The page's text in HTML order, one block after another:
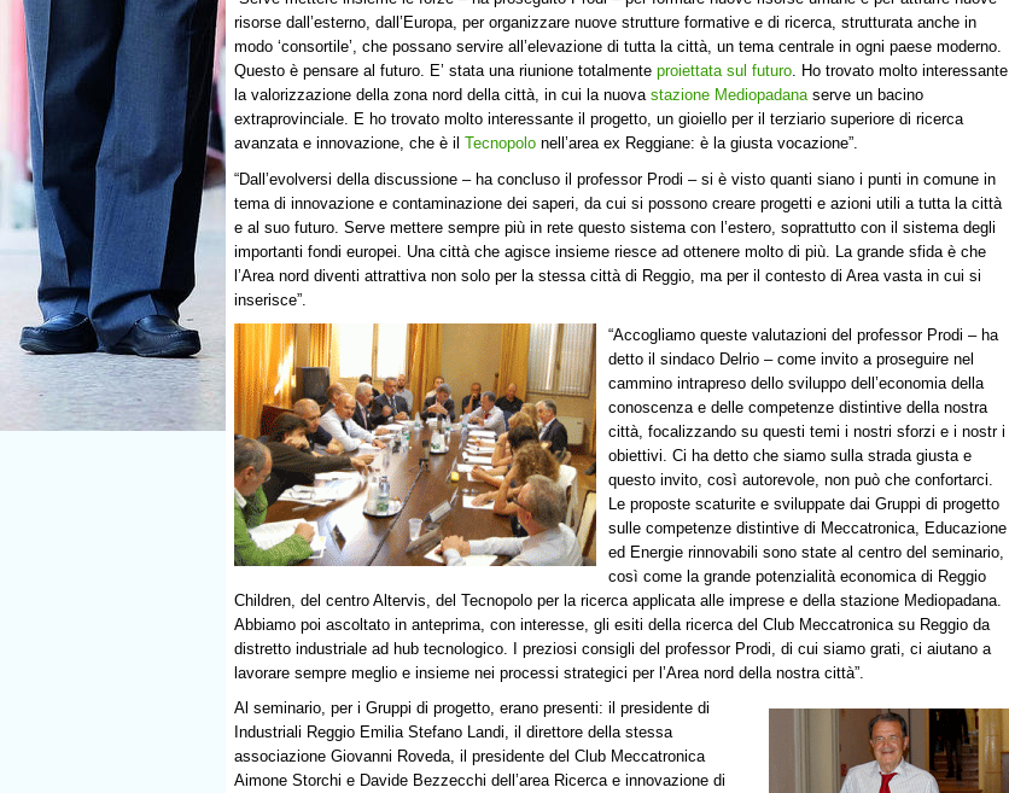
risorse dall’esterno, dall’Europa, per organizzare nuove strutture formative e di ricerca, strutturata anche in
modo ‘consortile’, che possano servire all’elevazione di tutta la città, un tema centrale in ogni paese moderno.
Questo è pensare al futuro. E’ stata una riunione totalmente proiettata sul futuro. Ho trovato molto interessante
la valorizzazione della zona nord della città, in cui la nuova stazione Mediopadanaserve un bacino
extraprovinciale. E ho trovato molto interessante il progetto, un gioiello per il terziario superiore di ricerca
avanzata e innovazione, che è il Tecnopolo nell’area ex Reggiane: è la giusta vocazione”.
“Dall’evolversi della discussione – ha concluso il professor Prodi – si è visto quanti siano i punti in comune in
tema di innovazione e contaminazione dei saperi, da cui si possono creare progetti e azioni utili a tutta la città
e al suo futuro. Serve mettere sempre più in rete questo sistema con l’estero, soprattutto con il sistema degli
importanti fondi europei. Una città che agisce insieme riesce ad ottenere molto di più. La grande sfida è che
l’Area nord diventi attrattiva non solo per la stessa città di Reggio, ma per il contesto di Area vasta in cui si
inserisce”.
“Accogliamo queste valutazioni del professor Prodi – ha
detto il sindaco Delrio – come invito a proseguire nel
cammino intrapreso dello sviluppo dell’economia della
conoscenza e delle competenze distintive della nostra
città, focalizzando su questi temi i nostri sforzi e i nostr i
obiettivi. Ci ha detto che siamo sulla strada giusta e
questo invito, così autorevole, non può che confortarci.
Le proposte scaturite e sviluppate dai Gruppi di progetto
sulle competenze distintive di Meccatronica, Educazione
ed Energie rinnovabili sono state al centro del seminario,
così come la grande potenzialità economica di Reggio
Children, del centro Altervis, del Tecnopolo per la ricerca applicata alle imprese e della stazione Mediopadana.
Abbiamo poi ascoltato in anteprima, con interesse, gli esiti della ricerca del Club Meccatronica su Reggio da
distretto industriale ad hub tecnologico. I preziosi consigli del professor Prodi, di cui siamo grati, ci aiutano a
lavorare sempre meglio e insieme nei processi strategici per l’Area nord della nostra città”.
Al seminario, per i Gruppi di progetto, erano presenti: il presidente di
Industriali Reggio Emilia Stefano Landi, il direttore della stessa
associazione Giovanni Roveda, il presidente del Club Meccatronica
Aimone Storchi e Davide Bezzecchi dell’area Ricerca e innovazione di